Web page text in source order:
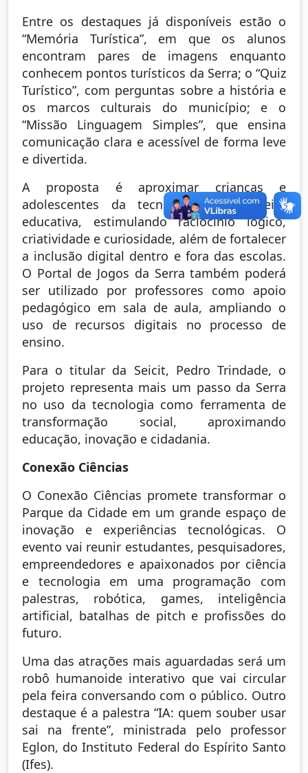
Entre os destaques já disponíveis estão o
“Memória Turística”, em que os alunos
encontram pares de imagens enquanto
conhecem pontos turísticos da Serra; o “Quiz
Turístico”, com perguntas sobre a história e
os marcos culturais do município; e o
“Missão Linguagem Simples”, que ensina
comunicação clara e acessível de forma leve
e divertida.
A proposta é aproximar crianças e
adolescentes da tecnologia de maneira
educativa, estimulando raciocínio lógico,
criatividade e curiosidade, além de fortalecer
a inclusão digital dentro e fora das escolas.
O Portal de Jogos da Serra também poderá
ser utilizado por professores como apoio
pedagógico em sala de aula, ampliando o
uso de recursos digitais no processo de
ensino.
Para o titular da Seicit, Pedro Trindade, o
projeto representa mais um passo da Serra
no uso da tecnologia como ferramenta de
transformação social, aproximando
educação, inovação e cidadania.
Conexão Ciências
O Conexão Ciências promete transformar o
Parque da Cidade em um grande espaço de
inovação e experiências tecnológicas. O
evento vai reunir estudantes, pesquisadores,
empreendedores e apaixonados por ciência
e tecnologia em uma programação com
palestras, robótica, games, inteligência
artificial, batalhas de pitch e profissões do
futuro.
Uma das atrações mais aguardadas será um
robô humanoide interativo que vai circular
pela feira conversando com o público. Outro
destaque é a palestra “IA: quem souber usar
sai na frente”, ministrada pelo professor
Eglon, do Instituto Federal do Espírito Santo
(Ifes).